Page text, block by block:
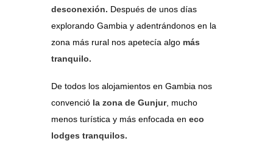
desconexión. Después de unos días
explorando Gambia y adentrándonos en la
zona más rural nos apetecía algo más
tranquilo.
De todos los alojamientos en Gambia nos
convenció la zona de Gunjur, mucho
menos turística y más enfocada en eco
lodges tranquilos.